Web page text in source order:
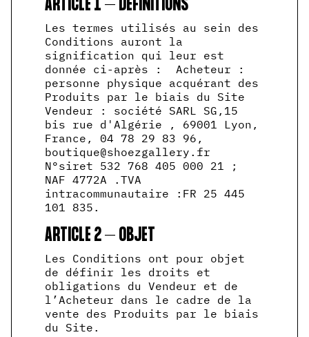
Les termes utilisés au sein des
Conditions auront la
signification qui leur est
donnée ci-après : Acheteur :
personne physique acquérant des
Produits par le biais du Site
Vendeur : société SARL SG,15
bis rue d'Algérie , 69001 Lyon,
France, 04 78 29 83 96,
boutique@shoezgallery.fr
N°siret 532 768 405 000 21 ;
NAF 4772A .TVA
intracommunautaire :FR 25 445
101 835.
ARTICLE 2 – OBJET
Les Conditions ont pour objet
de définir les droits et
obligations du Vendeur et de
l’Acheteur dans le cadre de la
vente des Produits par le biais
du Site.